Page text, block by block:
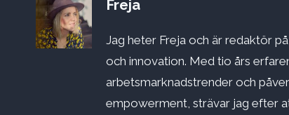
Freja
Jag heter Freja och är redaktör
och innovation. Med tio års
arbetsmarknadstrender och
empowerment, strävar jag efter